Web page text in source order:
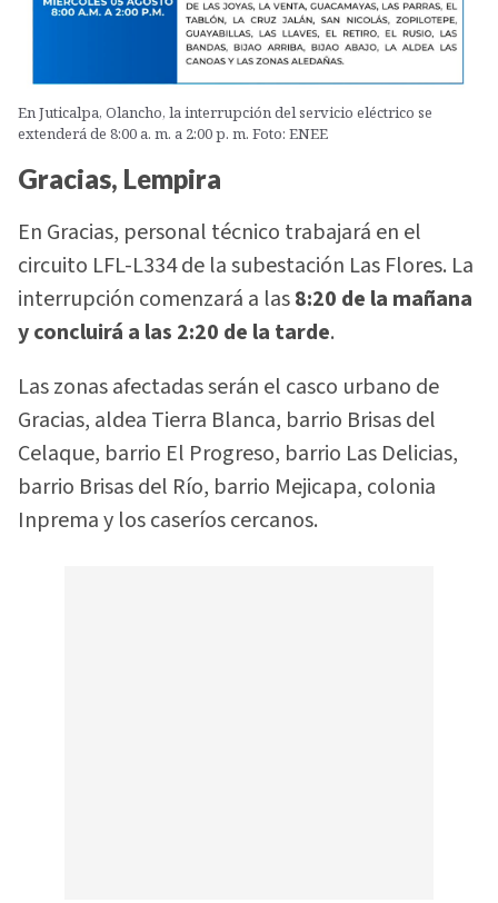
En Juticalpa, Olancho, la interrupción del servicio eléctrico se
extenderá de 8:00 a. m. a 2:00 p. m. Foto: ENEE
Gracias, Lempira
En Gracias, personal técnico trabajará en el
circuito LFL-L334 de la subestación Las Flores. La
interrupción comenzará a las8:20 de la mañana
y concluirá a las 2:20 de la tarde.
Las zonas afectadas serán el casco urbano de
Gracias, aldea Tierra Blanca, barrio Brisas del
Celaque, barrio El Progreso, barrio Las Delicias,
barrio Brisas del Río, barrio Mejicapa, colonia
Inprema y los caseríos cercanos.